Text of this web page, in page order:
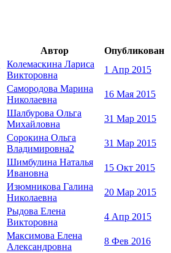
Автор
Опубликован
Колемаскина Лариса
Викторовна
1 Апр 2015
Самородова Марина
Николаевна
16 Мая 2015
Шалбурова Ольга
Михайловна
31 Мар 2015
Сорокина Ольга
Владимировна2
31 Мар 2015
Шимбулина Наталья
Ивановна
15 Окт 2015
Изюмникова Галина
Николаевна
20 Мар 2015
Рыдова Елена
Викторовна
4 Апр 2015
Максимова Елена
Александровна
8 Фев 2016